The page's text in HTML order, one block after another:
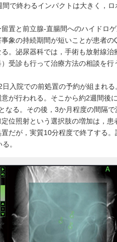
で終わるインパクトは大きく，
置と前立腺-直腸間へのハイドロ
象の持続期間が短いことが患者の
。泌尿器科では，手術も放射線治
受診も行って治療方法の相談を
入院での前処置の予約が組まれ
が行われる。そこから約2週間後
なる。その後，3か月程度の間隔
位照射という選択肢の増加は，患
だが，実質10分程度で終了する。
。